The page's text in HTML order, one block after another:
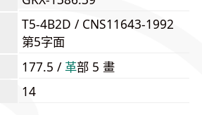
T5-4B2D / CNS11643-1992
第5字面
177.5 /⾰部 5 畫
14